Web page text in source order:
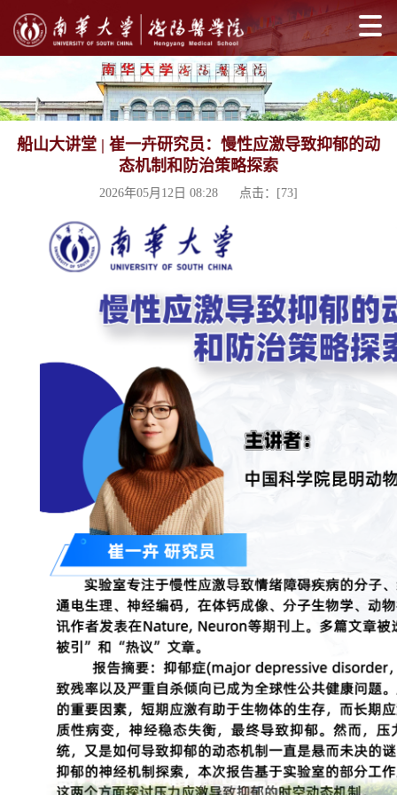
船山大讲堂 | 崔一卉研究员：慢性应激导致抑郁的动
态机制和防治策略探索
2026年05月12日 08:28 点击：[73]